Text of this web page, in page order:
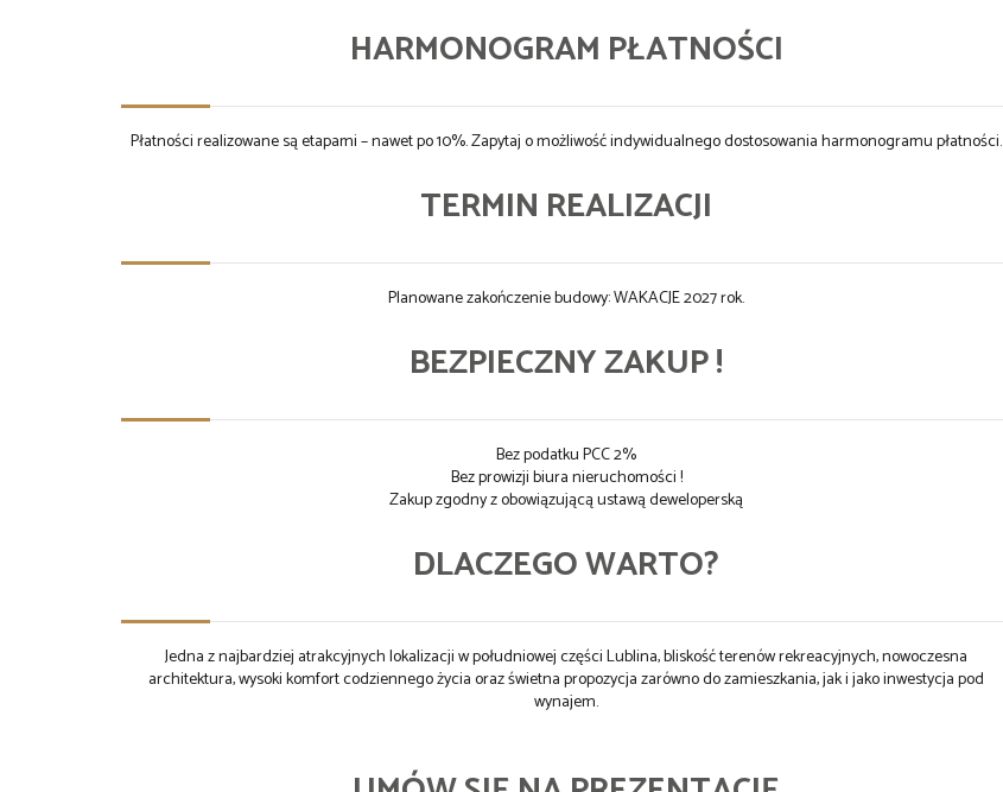
HARMONOGRAM PŁATNOŚCI
Płatności realizowane są etapami – nawet po 10%. Zapytaj o możliwość indywidualnego dostosowania harmonogramu płatności.
TERMIN REALIZACJI
Planowane zakończenie budowy: WAKACJE 2027 rok.
BEZPIECZNY ZAKUP !
Bez podatku PCC 2%
Bez prowizji biura nieruchomości !
Zakup zgodny z obowiązującą ustawą deweloperską
DLACZEGO WARTO?
Jedna z najbardziej atrakcyjnych lokalizacji w południowej części Lublina, bliskość terenów rekreacyjnych, nowoczesna
architektura, wysoki komfort codziennego życia oraz świetna propozycja zarówno do zamieszkania, jak i jako inwestycja pod
wynajem.